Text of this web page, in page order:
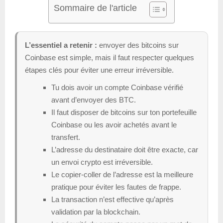
Sommaire de l'article
L’essentiel a retenir : envoyer des bitcoins sur
Coinbase est simple, mais il faut respecter quelques
étapes clés pour éviter une erreur irréversible.
Tu dois avoir un compte Coinbase vérifié
avant d’envoyer des BTC.
Il faut disposer de bitcoins sur ton portefeuille
Coinbase ou les avoir achetés avant le
transfert.
L’adresse du destinataire doit être exacte, car
un envoi crypto est irréversible.
Le copier-coller de l’adresse est la meilleure
pratique pour éviter les fautes de frappe.
La transaction n’est effective qu’après
validation par la blockchain.